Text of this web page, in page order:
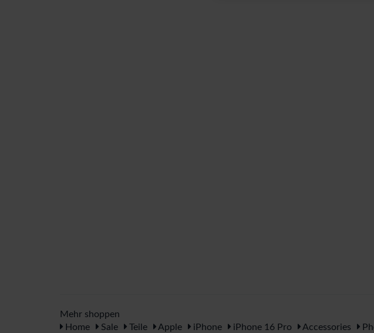
Mehr shoppen
Home
Sale Teile Apple iPhone iPhone 16 Pro Accessories